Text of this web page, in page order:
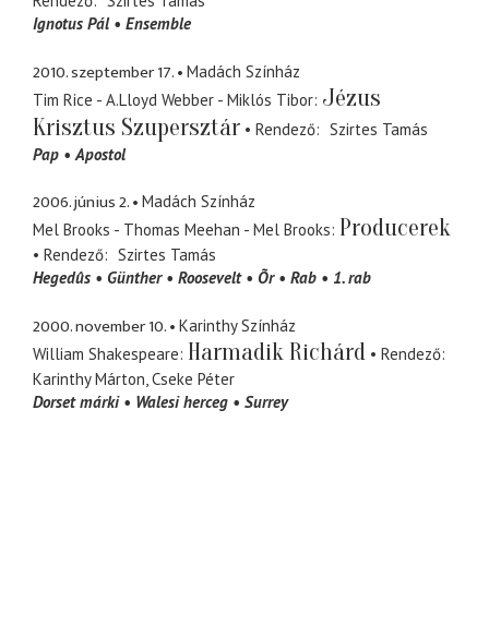
Ignotus Pál
Ensemble
2010. szeptember 17.
Madách Színház
Tim Rice - A.Lloyd Webber - Miklós Tibor Jézus
Krisztus Szupersztár
Rendező
Szirtes Tamás
Pap
Apostol
2006. június 2.
Madách Színház
Mel Brooks - Thomas Meehan - Mel Brooks Producerek
Rendező
Szirtes Tamás
Hegedûs
Günther Roosevelt Õr Rab 1. rab
2000. november 10.
Karinthy Színház
William Shakespeare Harmadik Richárd
Rendező
Karinthy Márton Cseke Péter
Dorset márki
Walesi herceg Surrey